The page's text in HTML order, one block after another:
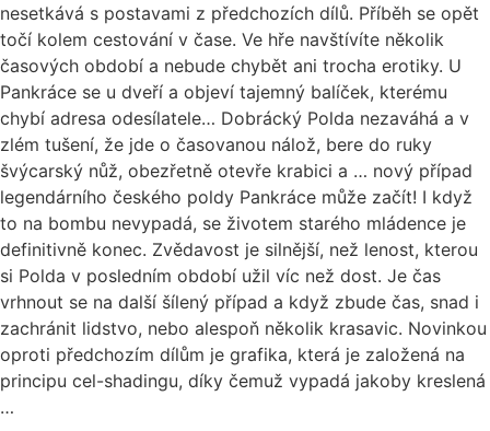
nesetkává s postavami z předchozích dílů. Příběh se opět
točí kolem cestování v čase. Ve hře navštívíte několik
časových období a nebude chybět ani trocha erotiky. U
Pankráce se u dveří a objeví tajemný balíček, kterému
chybí adresa odesílatele… Dobrácký Polda nezaváhá a v
zlém tušení, že jde o časovanou nálož, bere do ruky
švýcarský nůž, obezřetně otevře krabici a … nový případ
legendárního českého poldy Pankráce může začít! I když
to na bombu nevypadá, se životem starého mládence je
definitivně konec. Zvědavost je silnější, než lenost, kterou
si Polda v posledním období užil víc než dost. Je čas
vrhnout se na další šílený případ a když zbude čas, snad i
zachránit lidstvo, nebo alespoň několik krasavic. Novinkou
oproti předchozím dílům je grafika, která je založená na
principu cel-shadingu, díky čemuž vypadá jakoby kreslená
…